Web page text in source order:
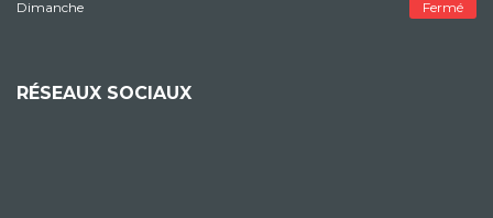
Dimanche Fermé
RÉSEAUX SOCIAUX